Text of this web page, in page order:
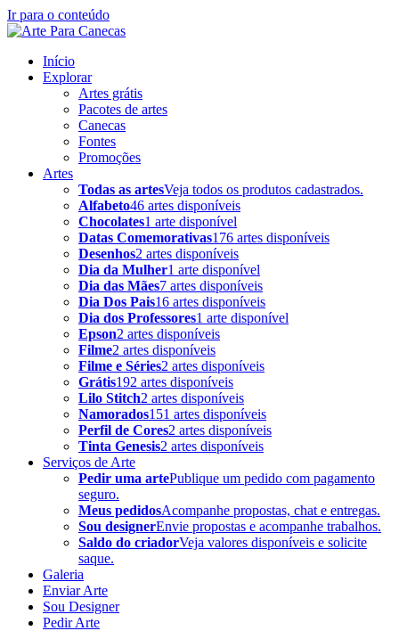
Ir para o conteúdo
Início
Explorar
Artes grátis
Pacotes de artes
Canecas
Fontes
Promoções
Artes
Todas as artesVeja todos os produtos cadastrados.
Alfabeto46 artes disponíveis
Chocolates1 arte disponível
Datas Comemorativas176 artes disponíveis
Desenhos2 artes disponíveis
Dia da Mulher1 arte disponível
Dia das Mães7 artes disponíveis
Dia Dos Pais16 artes disponíveis
Dia dos Professores1 arte disponível
Epson2 artes disponíveis
Filme2 artes disponíveis
Filme e Séries2 artes disponíveis
Grátis192 artes disponíveis
Lilo Stitch2 artes disponíveis
Namorados151 artes disponíveis
Perfil de Cores2 artes disponíveis
Tinta Genesis2 artes disponíveis
Serviços de Arte
Pedir uma artePublique um pedido com pagamento
seguro.
Meus pedidosAcompanhe propostas, chat e entregas.
Sou designerEnvie propostas e acompanhe trabalhos.
Saldo do criadorVeja valores disponíveis e solicite
saque.
Galeria
Enviar Arte
Sou Designer
Pedir Arte